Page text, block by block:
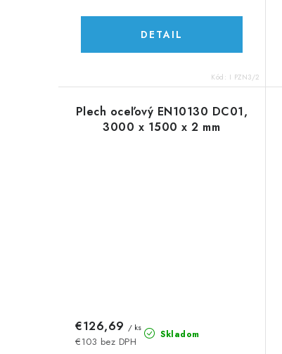
DETAIL
Kód: I PZN3/2
Plech oceľový EN10130 DC01,
3000 x 1500 x 2 mm
Skladom
€103 bez DPH
€126,69 / ks